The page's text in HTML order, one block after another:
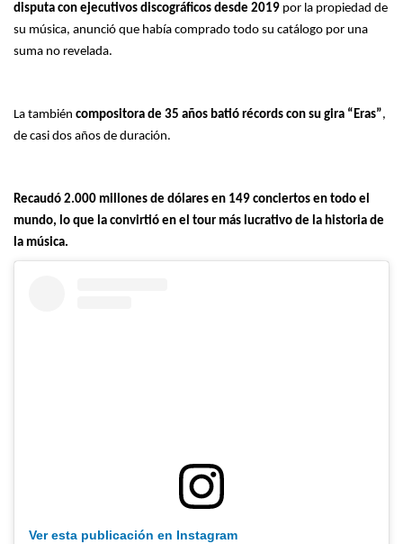
disputa con ejecutivos discográficos desde 2019 por la propiedad de
su música, anunció que había comprado todo su catálogo por una
suma no revelada.
La también compositora de 35 años batió récords con su gira “Eras”,
de casi dos años de duración.
Recaudó 2.000 millones de dólares en 149 conciertos en todo el
mundo, lo que la convirtió en el tour más lucrativo de la historia de
la música.
Ver esta publicación en Instagram